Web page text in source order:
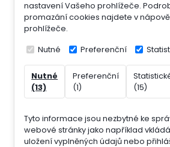
nastavení Vašeho prohlížeče.
promazání cookies najdete v
prohlížeče.
Nutné Preferenční
Nutné
(13)
Preferenční
(1)
(15)
Tyto informace jsou nezbytné ke
webové stránky jako například
uložení vyplněných údajů nebo